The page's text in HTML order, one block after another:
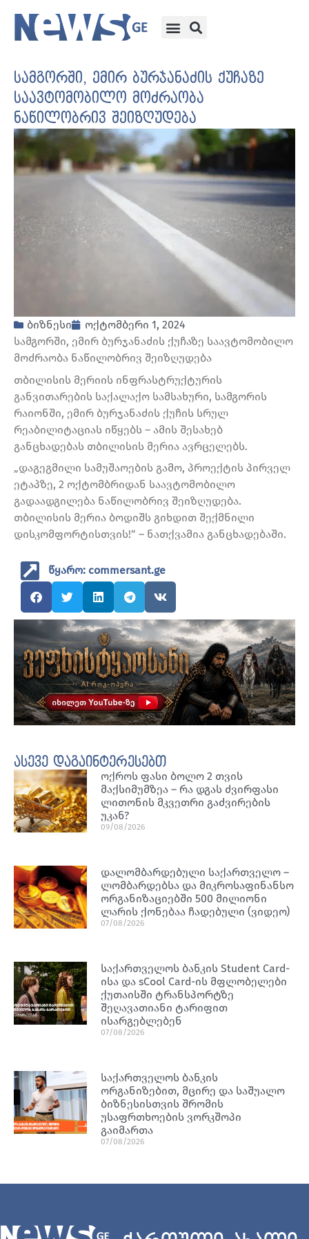
სამგორში, ემირ ბურჯანაძის ქუჩაზე
საავტომობილო მოძრაობა
ნაწილობრივ შეიზღუდება
ბიზნესი
ოქტომბერი 1, 2024
სამგორში, ემირ ბურჯანაძის ქუჩაზე საავტომობილო
მოძრაობა ნაწილობრივ შეიზღუდება
თბილისის მერიის ინფრასტრუქტურის
განვითარების საქალაქო სამსახური, სამგორის
რაიონში, ემირ ბურჯანაძის ქუჩის სრულ
რეაბილიტაციას იწყებს – ამის შესახებ
განცხადებას თბილისის მერია ავრცელებს.
„დაგეგმილი სამუშაოების გამო, პროექტის პირველ
ეტაპზე, 2 ოქტომბრიდან საავტომობილო
გადაადგილება ნაწილობრივ შეიზღუდება.
თბილისის მერია ბოდიშს გიხდით შექმნილი
დისკომფორტისთვის!“ – ნათქვამია განცხადებაში.
წყარო: commersant.ge
ასევე დაგაინტერესებთ
ოქროს ფასი ბოლო 2 თვის
მაქსიმუმზეა – რა დგას ძვირფასი
ლითონის მკვეთრი გაძვირების
უკან?
09/08/2026
დალომბარდებული საქართველო –
ლომბარდებსა და მიკროსაფინანსო
ორგანიზაციებში 500 მილიონი
ლარის ქონებაა ჩადებული (ვიდეო)
07/08/2026
საქართველოს ბანკის Student Card-
ისა და sCool Card-ის მფლობელები
ქუთაისში ტრანსპორტზე
შეღავათიანი ტარიფით
ისარგებლებენ
07/08/2026
საქართველოს ბანკის
ორგანიზებით, მცირე და საშუალო
ბიზნესისთვის შრომის
უსაფრთხოების ვორკშოპი
გაიმართა
07/08/2026